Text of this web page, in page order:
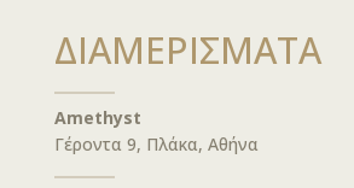
ΔΙΑΜΕΡΙΣΜΑΤΑ
Amethyst
Γέροντα 9, Πλάκα, Αθήνα